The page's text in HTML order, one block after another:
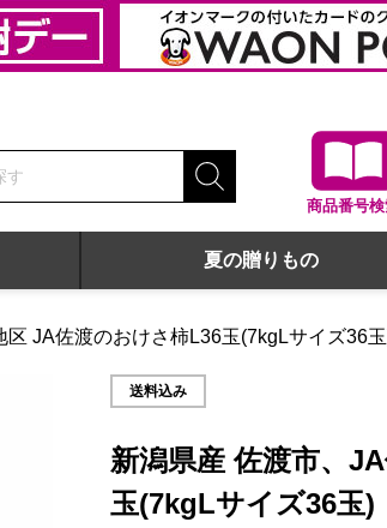
商品番号
夏の贈りもの
JA佐渡のおけさ柿L36玉(7kgLサイズ36
月15日〜11月20日】【KN】
送料込み
新潟県産 佐渡市、
玉(7kgLサイズ36玉)